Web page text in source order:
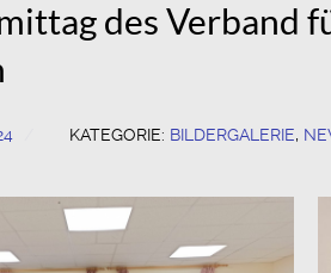
des Verband
KATEGORIE: BILDERGALERIE,